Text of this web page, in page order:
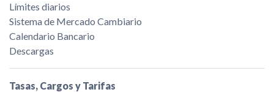
Límites diarios
Sistema de Mercado Cambiario
Calendario Bancario
Descargas
Tasas, Cargos y Tarifas